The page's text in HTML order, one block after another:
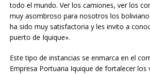
todo el mundo. Ver los camiones, ver los
muy asombroso para nosotros los
ha sido muy satisfactoria y les invito a
puerto de Iquique».
Este tipo de instancias se enmarca en el
Empresa Portuaria Iquique de fortalecer los